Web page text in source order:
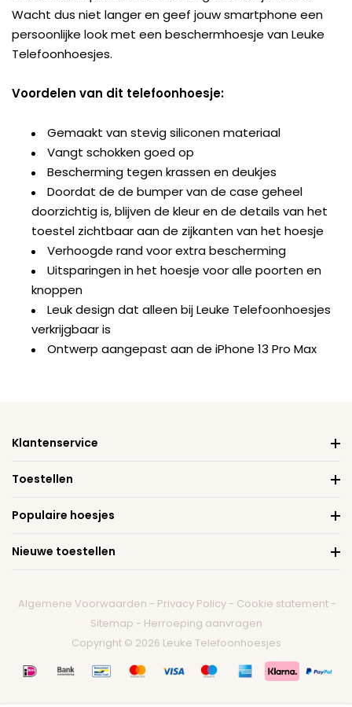
Wacht dus niet langer en geef jouw smartphone een
persoonlijke look met een beschermhoesje van Leuke
Telefoonhoesjes.
Voordelen van dit telefoonhoesje:
Gemaakt van stevig siliconen materiaal
Vangt schokken goed op
Bescherming tegen krassen en deukjes
Doordat de de bumper van de case geheel
doorzichtig is, blijven de kleur en de details van het
toestel zichtbaar aan de zijkanten van het hoesje
Verhoogde rand voor extra bescherming
Uitsparingen in het hoesje voor alle poorten en
knoppen
Leuk design dat alleen bij Leuke Telefoonhoesjes
verkrijgbaar is
Ontwerp aangepast aan de iPhone 13 Pro Max
Klantenservice
Toestellen
Populaire hoesjes
Nieuwe toestellen
Algemene Voorwaarden - Privacy Policy - Cookie statement -
Sitemap - Herroeping aanvragen
Copyright © 2026 Leuke Telefoonhoesjes